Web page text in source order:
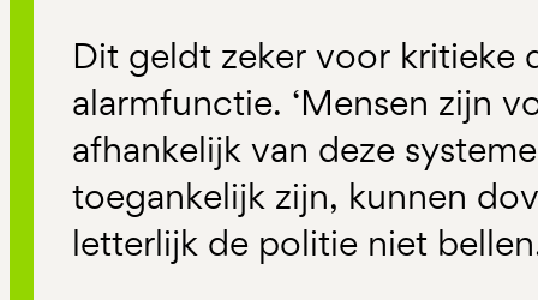
Dit geldt zeker voor kritieke
alarmfunctie. ‘Mensen zijn
afhankelijk van deze
toegankelijk zijn, kunnen
letterlijk de politie niet